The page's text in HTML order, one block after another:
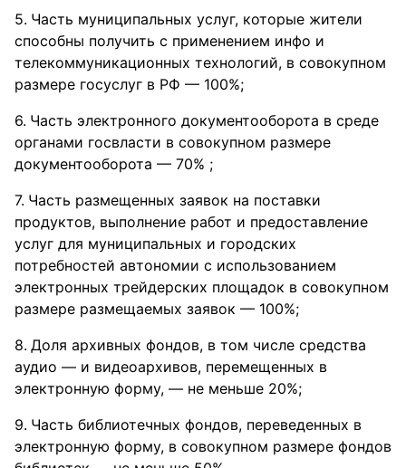
Часть муниципальных услуг, которые жители
способны получить с применением инфо и
телекоммуникационных технологий, в совокупном
размере госуслуг в РФ — 100%;
Часть электронного документооборота в среде
органами госвласти в совокупном размере
документооборота — 70% ;
Часть размещенных заявок на поставки
продуктов, выполнение работ и предоставление
услуг для муниципальных и городских
потребностей автономии с использованием
электронных трейдерских площадок в совокупном
размере размещаемых заявок — 100%;
Доля архивных фондов, в том числе средства
аудио — и видеоархивов, перемещенных в
электронную форму, — не меньше 20%;
Часть библиотечных фондов, переведенных в
электронную форму, в совокупном размере фондов